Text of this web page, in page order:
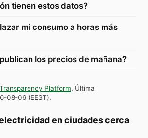
tienen estos datos?
mi consumo a horas más
los precios de mañana?
Platform. Última
08-06 (EEST).
en ciudades cerca